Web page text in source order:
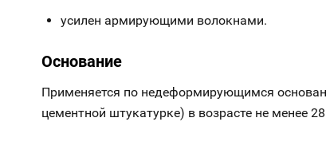
усилен армирующими волокнами.
Основание
Применяется по недеформирующимся
цементной штукатурке) в возрасте не менее